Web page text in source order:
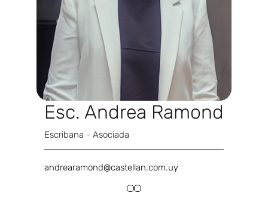
Esc. Andrea Ramond
Escribana - Asociada
andrearamond@castellan.com.uy